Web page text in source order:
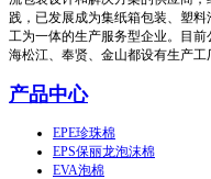
践，已发展成为集纸箱包装、塑
工为一体的生产服务型企业。目
海松江、奉贤、金山都设有生产工
产品中心
EPE珍珠棉
EPS保丽龙泡沫棉
EVA泡棉